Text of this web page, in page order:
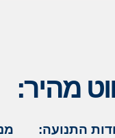
מהיר:
התנועה: